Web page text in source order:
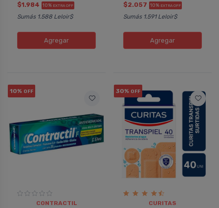
$1.984 10% EXTRA OFF
Sumás 1.588 Leloir$
Agregar
$2.057 10% EXTRA OFF
Sumás 1.591 Leloir$
Agregar
10% OFF
CONTRACTIL
30% OFF
CURITAS